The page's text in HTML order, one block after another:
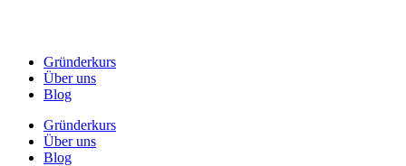
Gründerkurs
Über uns
Blog
Gründerkurs
Über uns
Blog